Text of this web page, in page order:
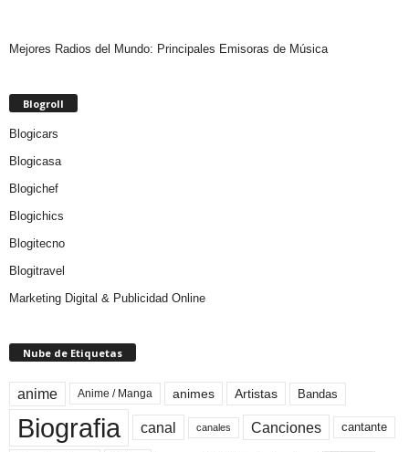
Mejores Radios del Mundo: Principales Emisoras de Música
Blogroll
Blogicars
Blogicasa
Blogichef
Blogichics
Blogitecno
Blogitravel
Marketing Digital & Publicidad Online
Nube de Etiquetas
anime Anime / Manga animes Artistas Bandas
Biografia canal canales Canciones cantante